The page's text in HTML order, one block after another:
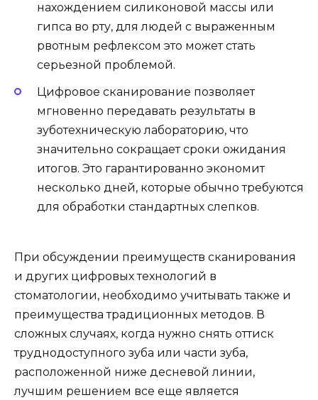
нахождением силиконовой массы или
гипса во рту, для людей с выраженным
рвотным рефлексом это может стать
серьезной проблемой.
Цифровое сканирование позволяет
мгновенно передавать результаты в
зуботехническую лабораторию, что
значительно сокращает сроки ожидания
итогов. Это гарантированно экономит
несколько дней, которые обычно требуются
для обработки стандартных слепков.
При обсуждении преимуществ сканирования
и других цифровых технологий в
стоматологии, необходимо учитывать также и
преимущества традиционных методов. В
сложных случаях, когда нужно снять оттиск
труднодоступного зуба или части зуба,
расположенной ниже десневой линии,
лучшим решением все еще является